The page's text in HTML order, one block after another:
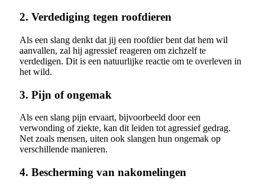
2. Verdediging tegen roofdieren
Als een slang denkt dat jij een roofdier bent dat hem wil
aanvallen, zal hij agressief reageren om zichzelf te
verdedigen. Dit is een natuurlijke reactie om te overleven in
het wild.
3. Pijn of ongemak
Als een slang pijn ervaart, bijvoorbeeld door een
verwonding of ziekte, kan dit leiden tot agressief gedrag.
Net zoals mensen, uiten ook slangen hun ongemak op
verschillende manieren.
4. Bescherming van nakomelingen